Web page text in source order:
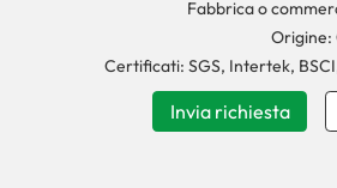
Fabbrica o
Origine:
Certificati: SGS, Intertek,
Invia richiesta